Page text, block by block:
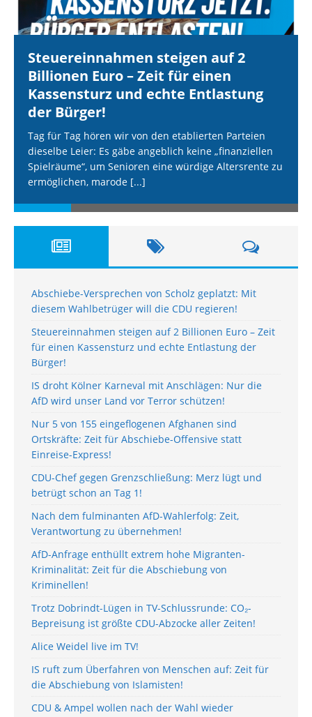
Steuereinnahmen steigen auf 2
Billionen Euro – Zeit für einen
Kassensturz und echte Entlastung
der Bürger!
Tag für Tag hören wir von den etablierten Parteien
dieselbe Leier: Es gäbe angeblich keine „finanziellen
Spielräume“, um Senioren eine würdige Altersrente zu
ermöglichen, marode [...]
Abschiebe-Versprechen von Scholz geplatzt: Mit
diesem Wahlbetrüger will die CDU regieren!
Steuereinnahmen steigen auf 2 Billionen Euro – Zeit
für einen Kassensturz und echte Entlastung der
Bürger!
IS droht Kölner Karneval mit Anschlägen: Nur die
AfD wird unser Land vor Terror schützen!
Nur 5 von 155 eingeflogenen Afghanen sind
Ortskräfte: Zeit für Abschiebe-Offensive statt
Einreise-Express!
CDU-Chef gegen Grenzschließung: Merz lügt und
betrügt schon an Tag 1!
Nach dem fulminanten AfD-Wahlerfolg: Zeit,
Verantwortung zu übernehmen!
AfD-Anfrage enthüllt extrem hohe Migranten-
Kriminalität: Zeit für die Abschiebung von
Kriminellen!
Trotz Dobrindt-Lügen in TV-Schlussrunde: CO₂-
Bepreisung ist größte CDU-Abzocke aller Zeiten!
Alice Weidel live im TV!
IS ruft zum Überfahren von Menschen auf: Zeit für
die Abschiebung von Islamisten!
CDU & Ampel wollen nach der Wahl wieder